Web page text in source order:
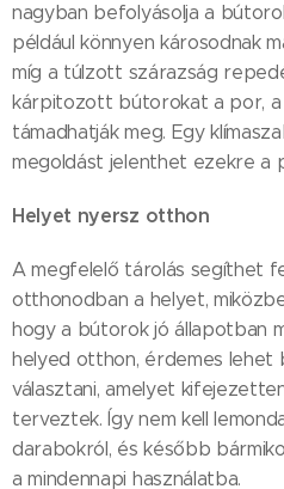
nagyban befolyásolja a
például könnyen károsodnak
míg a túlzott szárazság
kárpitozott bútorokat a por, a
támadhatják meg. Egy
megoldást jelenthet ezekre a
Helyet nyersz otthon
A megfelelő tárolás segíthet
otthonodban a helyet,
hogy a bútorok jó állapotban
helyed otthon, érdemes
választani, amelyet
terveztek. Így nem kell
darabokról, és később
a mindennapi használatba.